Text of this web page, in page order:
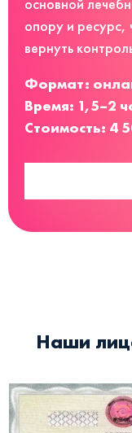
основной
опору и ресурс,
вернуть
Формат:
Время: 1,5–2
Стоимость: 4
Наши